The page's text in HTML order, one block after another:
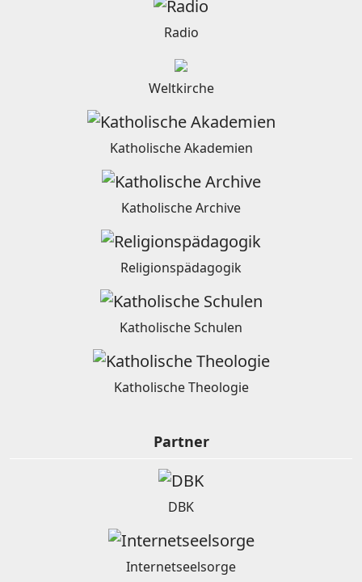
Radio
Weltkirche
Katholische Akademien
Katholische Archive
Religionspädagogik
Katholische Schulen
Katholische Theologie
Partner
DBK
Internetseelsorge